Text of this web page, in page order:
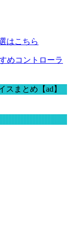
はこちら
めコントローラ
スまとめ【ad】